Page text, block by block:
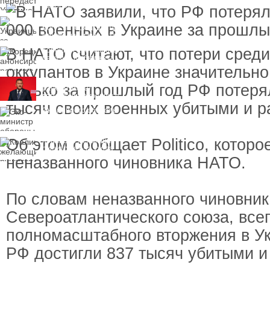
замороженных активов
России
Украинцы за рубежом
могут потерять доступ
к госжилью и выплатам
Корецкий анонсировал
ревизию госбюджета
Залужный
раскритиковал
вступление Украины в
НАТО и предлагает
другие варианты
Экс-министр обороны
должность
Коалиция желающих
рушится из-за ухода
сторонников Украины
В НАТО считают, что потери
оккупантов в Украине
Только за прошлый год РФ
тысяч своих военных убитыми и
Об этом сообщает Politico,
неназванного чиновника НАТО.
По словам неназванного
Североатлантического союза,
полномасштабного вторжения в
РФ достигли 837 тысяч убитыми